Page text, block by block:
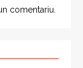
comentariu.